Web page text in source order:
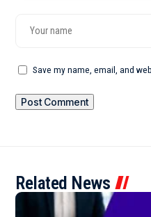
Save my name, email, and
Related News